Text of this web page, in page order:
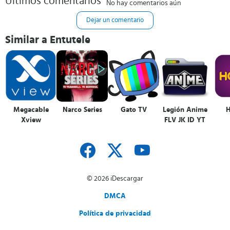
No hay comentarios aún
Dejar un comentario
Similar a Entutele
Megacable
Xview
Narco Series Gato TV
Legión Anime
FLV JK ID YT
© 2026 iDescargar
DMCA
Política de privacidad